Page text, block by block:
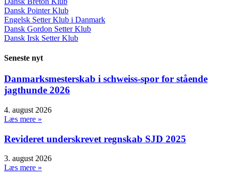
Dansk Pointer Klub
Engelsk Setter Klub i Danmark
Dansk Gordon Setter Klub
Dansk Irsk Setter Klub
Seneste nyt
Danmarksmesterskab i schweiss-spor for stående
jagthunde 2026
4. august 2026
Læs mere »
Revideret underskrevet regnskab SJD 2025
3. august 2026
Læs mere »